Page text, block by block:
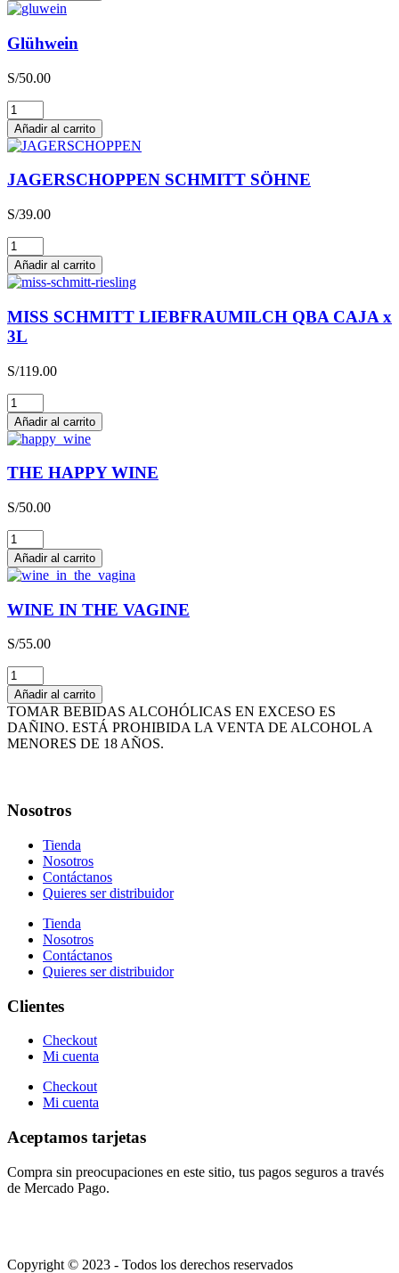
Glühwein
S/50.00
Glühwein
cantidad
Añadir al carrito
JAGERSCHOPPEN SCHMITT SÖHNE
S/39.00
JAGERSCHOPPEN
SCHMITT
SÖHNE
cantidad
Añadir al carrito
MISS SCHMITT LIEBFRAUMILCH QBA CAJA x
3L
S/119.00
MISS
SCHMITT
LIEBFRAUMILCH
QBA
CAJA
x
cantidad
Añadir al carrito
THE HAPPY WINE
S/50.00
THE
HAPPY
WINE
cantidad
Añadir al carrito
WINE IN THE VAGINE
S/55.00
WINE
IN
THE
VAGINE
cantidad
Añadir al carrito
TOMAR BEBIDAS ALCOHÓLICAS EN EXCESO ES
DAÑINO. ESTÁ PROHIBIDA LA VENTA DE ALCOHOL A
MENORES DE 18 AÑOS.
Nosotros
Tienda
Nosotros
Contáctanos
Quieres ser distribuidor
Tienda
Nosotros
Contáctanos
Quieres ser distribuidor
Clientes
Checkout
Mi cuenta
Checkout
Mi cuenta
Aceptamos tarjetas
Compra sin preocupaciones en este sitio, tus pagos seguros a través
de Mercado Pago.
Copyright © 2023 - Todos los derechos reservados